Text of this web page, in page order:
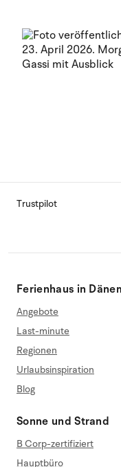
Trustpilot
Ferienhaus in
Angebote
Last-minute
Regionen
Urlaubsinspiration
Blog
Sonne und Strand
B Corp-zertifiziert
Hauptbüro